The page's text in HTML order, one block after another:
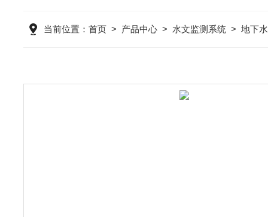
当前位置： 首页 > 产品中心 > 水文监测系统 > 地下